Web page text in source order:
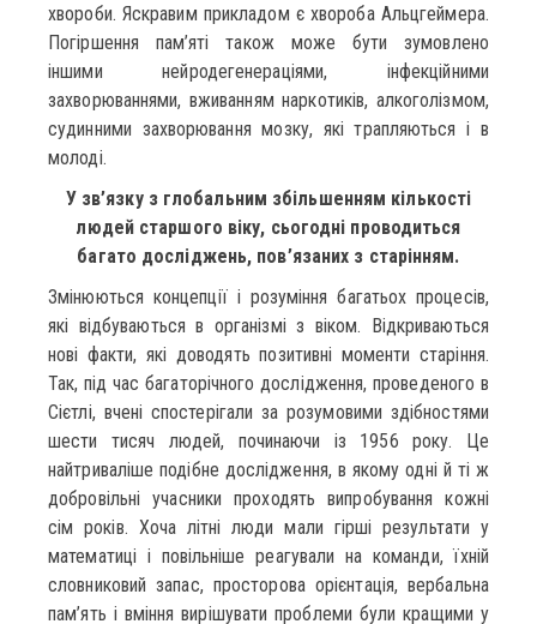
хвороби. Яскравим прикладом є хвороба Альцгеймера.
Погіршення пам’яті також може бути зумовлено
іншими нейродегенераціями, інфекційними
захворюваннями, вживанням наркотиків, алкоголізмом,
судинними захворювання мозку, які трапляються і в
молоді.
У зв’язку з глобальним збільшенням кількості
людей старшого віку, сьогодні проводиться
багато досліджень, пов’язаних з старінням.
Змінюються концепції і розуміння багатьох процесів,
які відбуваються в організмі з віком. Відкриваються
нові факти, які доводять позитивні моменти старіння.
Так, під час багаторічного дослідження, проведеного в
Сієтлі, вчені спостерігали за розумовими здібностями
шести тисяч людей, починаючи із 1956 року. Це
найтриваліше подібне дослідження, в якому одні й ті ж
добровільні учасники проходять випробування кожні
сім років. Хоча літні люди мали гірші результати у
математиці і повільніше реагували на команди, їхній
словниковий запас, просторова орієнтація, вербальна
пам’ять і вміння вирішувати проблеми були кращими у